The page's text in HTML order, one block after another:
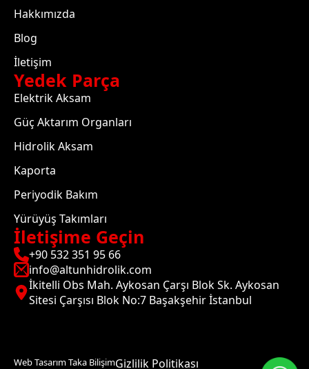
Hakkımızda
Blog
İletişim
Yedek Parça
Elektrik Aksam
Güç Aktarım Organları
Hidrolik Aksam
Kaporta
Periyodik Bakım
Yürüyüş Takımları
İletişime Geçin
+90 532 351 95 66
info@altunhidrolik.com
İkitelli Obs Mah. Aykosan Çarşı Blok Sk. Aykosan
Sitesi Çarşısı Blok No:7 Başakşehir İstanbul
Web Tasarım Taka BilişimGizlilik Politikası